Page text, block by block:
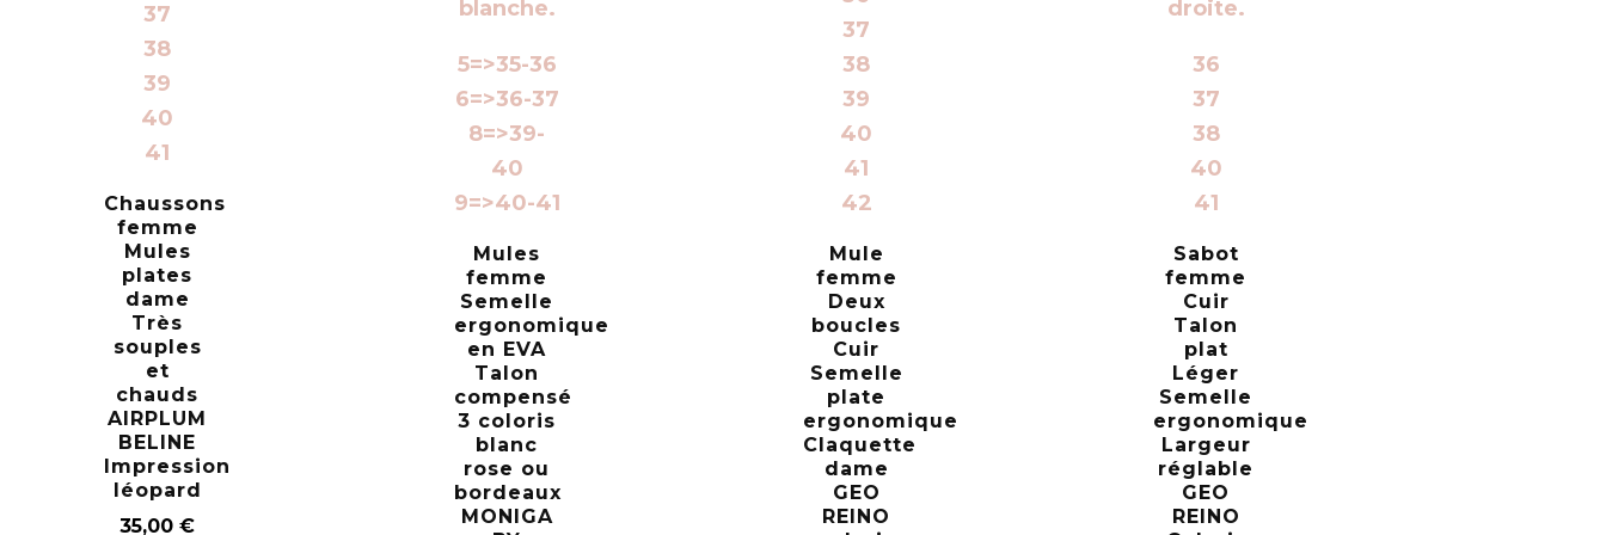
37
38
39
40
41
Chaussons
femme
Mules
plates
dame
Très
souples
et
chauds
AIRPLUM
BELINE
Impression
léopard
35,00€
5=>35-36
6=>36-37
8=>39-
40
9=>40-41
Mules
femme
Semelle
ergonomique
en EVA
Talon
compensé
3 coloris
blanc
rose ou
bordeaux
MONIGA
37
38
39
40
41
42
Mule
femme
Deux
boucles
Cuir
Semelle
plate
ergonomique
Claquette
dame
GEO
REINO
36
37
38
40
41
Sabot
femme
Cuir
Talon
plat
Léger
Semelle
ergonomique
Largeur
réglable
GEO
REINO